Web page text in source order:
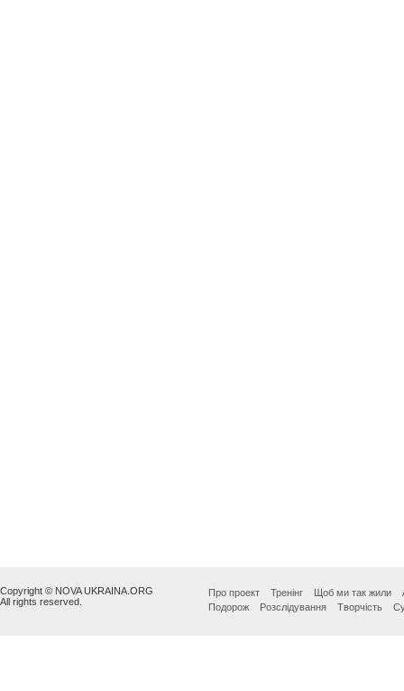
Copyright © NOVA UKRAINA.ORG
All rights reserved.
Про проект Тренінг Щоб ми так жили
Подорож
Розслідування Творчість